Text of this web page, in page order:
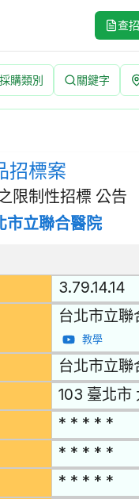
查
採購類別 關鍵字
公告 | 案號：N11517
標方式：經公開評
招標案
限制性招標 公告
市立聯合醫院
3.79.14.14
台北市立聯
教學
台北市立聯
103 臺北市
* * * * *
* * * * *
* * * * *